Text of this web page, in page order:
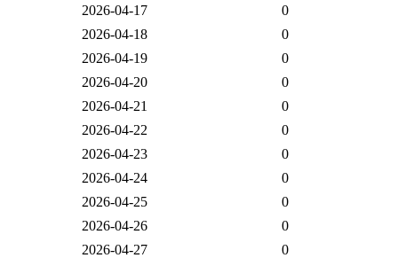
2026-04-17
0
2026-04-18
0
2026-04-19
0
2026-04-20
0
2026-04-21
0
2026-04-22
0
2026-04-23
0
2026-04-24
0
2026-04-25
0
2026-04-26
0
2026-04-27
0